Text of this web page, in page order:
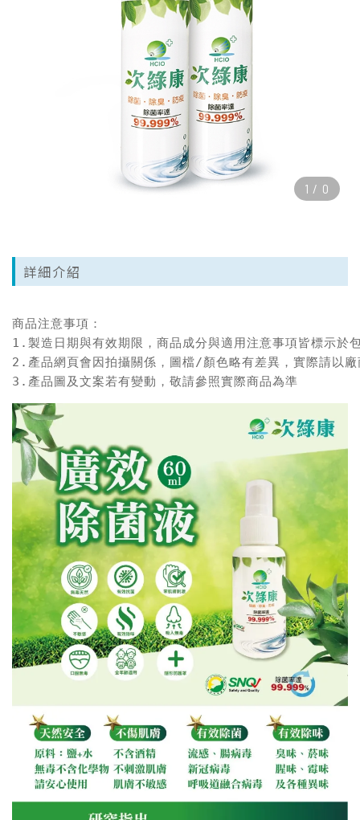
1 / 0
詳細介紹
商品注意事項：
1.製造日期與有效期限，商品成分與適用注意事項皆標示於
2.產品網頁會因拍攝關係，圖檔/顏色略有差異，實際請以
3.產品圖及文案若有變動，敬請參照實際商品為準